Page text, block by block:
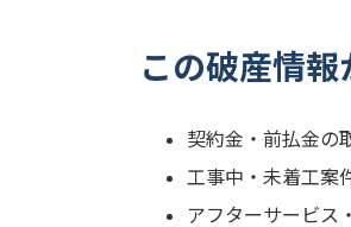
この破産情
契約金・前払金の
工事中・未着工案
アフターサービス